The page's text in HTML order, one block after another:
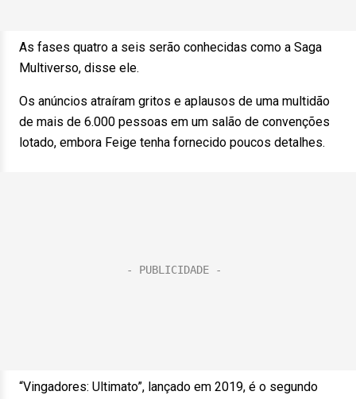
As fases quatro a seis serão conhecidas como a Saga
Multiverso, disse ele.
Os anúncios atraíram gritos e aplausos de uma multidão
de mais de 6.000 pessoas em um salão de convenções
lotado, embora Feige tenha fornecido poucos detalhes.
“Vingadores: Ultimato”, lançado em 2019, é o segundo